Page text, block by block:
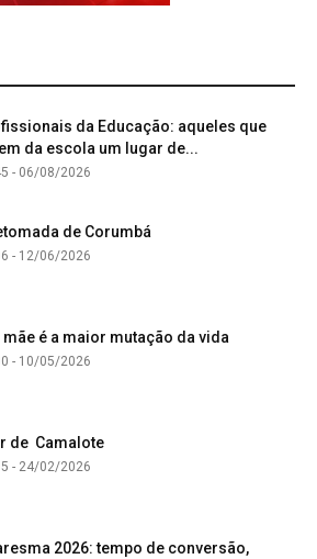
da Educação: aqueles que
da escola um lugar de...
- 06/08/2026
de Corumbá
- 12/06/2026
mãe é a maior mutação da vida
- 10/05/2026
de Camalote
- 24/02/2026
2026: tempo de conversão,